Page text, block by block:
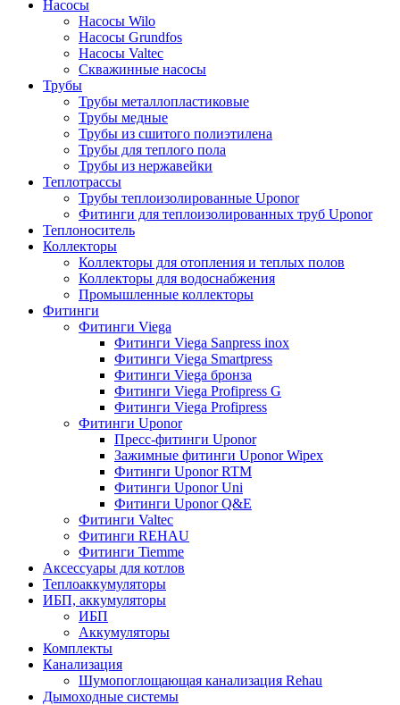
Насосы
Насосы Wilo
Насосы Grundfos
Насосы Valtec
Скважинные насосы
Трубы
Трубы металлопластиковые
Трубы медные
Трубы из сшитого полиэтилена
Трубы для теплого пола
Трубы из нержавейки
Теплотрассы
Трубы теплоизолированные Uponor
Фитинги для теплоизолированных труб Uponor
Теплоноситель
Коллекторы
Коллекторы для отопления и теплых полов
Коллекторы для водоснабжения
Промышленные коллекторы
Фитинги
Фитинги Viega
Фитинги Viega Sanpress inox
Фитинги Viega Smartpress
Фитинги Viega бронза
Фитинги Viega Profipress G
Фитинги Viega Profipress
Фитинги Uponor
Пресс-фитинги Uponor
Зажимные фитинги Uponor Wipex
Фитинги Uponor RTM
Фитинги Uponor Uni
Фитинги Uponor Q&E
Фитинги Valtec
Фитинги REHAU
Фитинги Tiemme
Аксессуары для котлов
Теплоаккумуляторы
ИБП, аккумуляторы
ИБП
Аккумуляторы
Комплекты
Канализация
Шумопоглощающая канализация Rehau
Дымоходные системы